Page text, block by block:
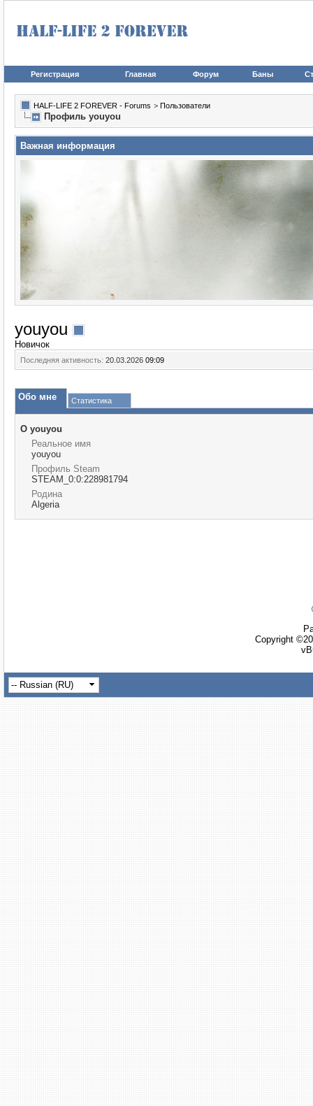
Регистрация Главная Форум Баны
HALF-LIFE 2 FOREVER - Forums > Пользователи
Профиль youyou
Важная информация
youyou
Новичок
Последняя активность: 20.03.2026 09:09
Обо мне Статистика
О youyou
Реальное имя
youyou
Профиль Steam
STEAM_0:0:228981794
Родина
Algeria
Copyright